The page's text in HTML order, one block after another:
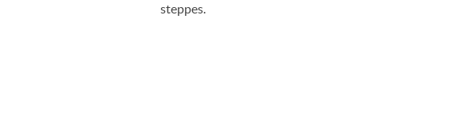
steppes.